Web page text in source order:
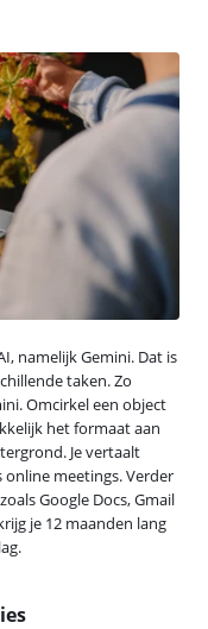
namelijk Gemini. Dat is
taken. Zo
Omcirkel een object
het formaat aan
Je vertaalt
meetings. Verder
Google Docs, Gmail
je 12 maanden lang